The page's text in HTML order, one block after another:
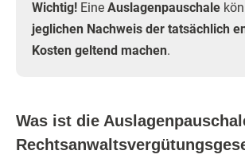
Wichtig! Eine Auslagenpauschale
jeglichen Nachweis der tatsächlich
Kosten geltend machen.
Was ist die